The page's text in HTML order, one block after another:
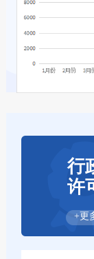
行
许
+更